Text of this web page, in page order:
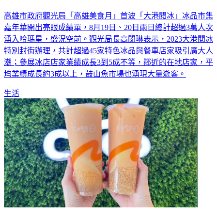
高雄市政府觀光局「高雄美食月」首波「大港閱冰」冰品市集
嘉年華開出亮眼成績單，8月19日、20日兩日總計超過3萬人次
湧入哈瑪星，盛況空前。觀光局長高閔琳表示，2023大港閱冰
特別封街辦理，共計超過45家特色冰品與餐車店家吸引廣大人
潮；參展冰店店家業績成長3到5成不等，鄰近的在地店家，平
均業績成長約3成以上，鼓山魚市場也湧現大量遊客。
生活